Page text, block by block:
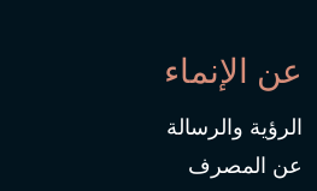
عن الإنماء
الرؤية والرسالة
عن المصرف